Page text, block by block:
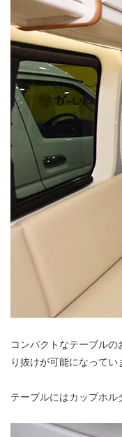
コンパクトなテーブル
り抜けが可能になってい
テーブルにはカップホル